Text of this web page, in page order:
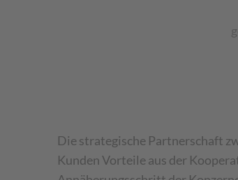
Die strategische Partnerschaft
Kunden Vorteile aus der